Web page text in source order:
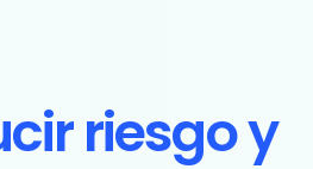
riesgo y